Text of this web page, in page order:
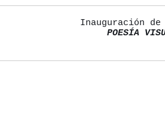
Inauguración
POESÍA